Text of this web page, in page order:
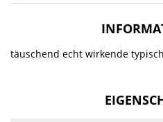
täuschend echt wirkende